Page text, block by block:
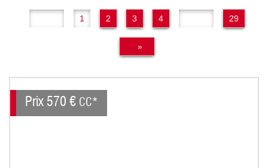
1 2 3 4 29
»
Prix 570 € CC*